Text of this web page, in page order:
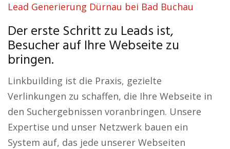
Lead Generierung Dürnau bei Bad Buchau
Der erste Schritt zu Leads ist,
Besucher auf Ihre Webseite zu
bringen.
Linkbuilding ist die Praxis, gezielte
Verlinkungen zu schaffen, die Ihre Webseite in
den Suchergebnissen voranbringen. Unsere
Expertise und unser Netzwerk bauen ein
System auf, das jede unserer Webseiten